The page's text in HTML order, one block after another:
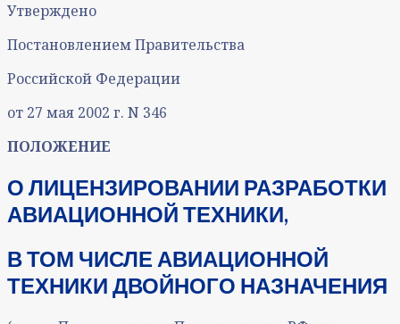
Утверждено
Постановлением Правительства
Российской Федерации
от 27 мая 2002 г. N 346
ПОЛОЖЕНИЕ
О ЛИЦЕНЗИРОВАНИИ РАЗРАБОТКИ
АВИАЦИОННОЙ ТЕХНИКИ,
В ТОМ ЧИСЛЕ АВИАЦИОННОЙ
ТЕХНИКИ ДВОЙНОГО НАЗНАЧЕНИЯ